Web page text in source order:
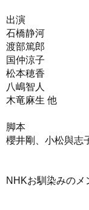
出演
石橋静河
渡部篤郎
国仲涼子
松本穂香
八嶋智人
木竜麻生 他
脚本
櫻井剛、小松與志
NHKお馴染みのメ